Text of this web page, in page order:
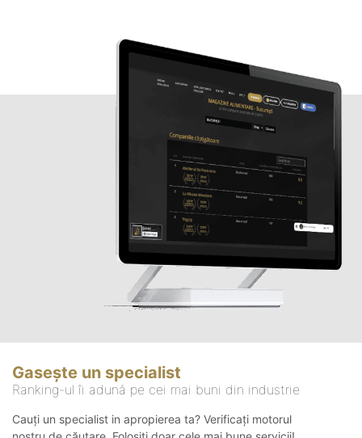
Gasește un specialist
Ranking-ul îi adună pe cei mai buni din industrie
Cauți un specialist in apropierea ta? Verificați motorul